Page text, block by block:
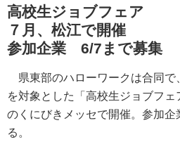
高校生ジョブフェア
７月、松江で開催
参加企業 6/7まで募集
県東部のハローワークは合同
を対象とした「高校生ジョブフ
のくにびきメッセで開催。参加
る。